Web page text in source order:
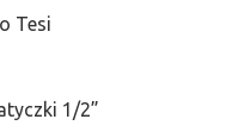
Tesi
1/2”